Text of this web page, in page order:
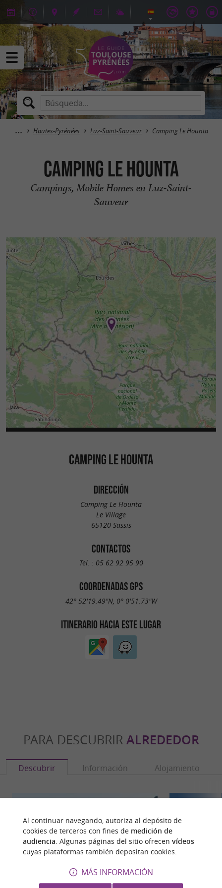
Hautes-Pyrénées Luz-Saint-Sauveur Camping Le Hounta
Camping Le Hounta
Campings, Mobile Homes en Luz-Saint-
Sauveur
CAMPING LE HOUNTA
DIRECCIÓN
Camping Le Hounta
Le Village
65120 Sassis
CONTACTOS
Tel. : 05 62 92 95 90
COORDENADAS GPS
42° 52'19.49"N, 0° 0'51.73"W
ITINERARIO HACIA ESTE LUGAR
PARA DESCUBRIR ALREDEDOR
Descubrir Información Alojamiento
Al continuar navegando, autoriza al depósito de
cookies de terceros con fines de medición de
audiencia . Algunas páginas del sitio ofrecen vídeos
cuyas plataformas también depositan cookies.
MÁS INFORMACIÓN